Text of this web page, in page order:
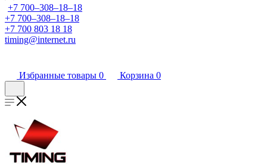
+7 700‒308‒18‒18
+7 700‒308‒18‒18
+7 700 803 18 18
timing@internet.ru
Избранные товары 0 Корзина 0